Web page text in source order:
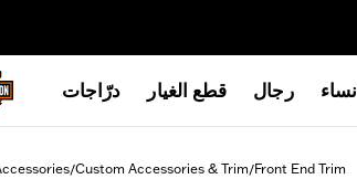
درّاجات قطع الغيار رجال نساء
/Custom Accessories & Trim/Front End Trim